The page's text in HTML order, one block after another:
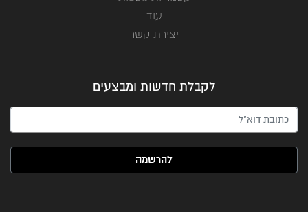
עוד
יצירת קשר
לקבלת חדשות ומבצעים
האימייל שלך (חובה)